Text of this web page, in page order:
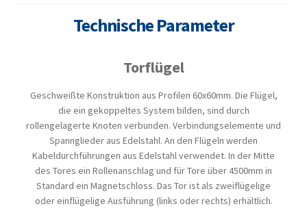
Technische Parameter
Torflügel
Geschweißte Konstruktion aus Profilen 60x60mm. Die Flügel,
die ein gekoppeltes System bilden, sind durch
rollengelagerte Knoten verbunden. Verbindungselemente und
Spannglieder aus Edelstahl. An den Flügeln werden
Kabeldurchführungen aus Edelstahl verwendet. In der Mitte
des Tores ein Rollenanschlag und für Tore über 4500mm in
Standard ein Magnetschloss. Das Tor ist als zweiflügelige
oder einflügelige Ausführung (links oder rechts) erhältlich.